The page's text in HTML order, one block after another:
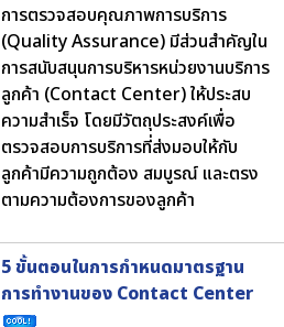
การตรวจสอบคุณภาพการบริการ
(Quality Assurance) มีส่วนสำคัญใน
การสนับสนุนการบริหารหน่วยงานบริการ
ลูกค้า (Contact Center) ให้ประสบ
ความสำเร็จ โดยมีวัตถุประสงค์เพื่อ
ตรวจสอบการบริการที่ส่งมอบให้กับ
ลูกค้ามีความถูกต้อง สมบูรณ์ และตรง
ตามความต้องการของลูกค้า
5 ขั้นตอนในการกำหนดมาตรฐาน
การทำงานของ Contact Center